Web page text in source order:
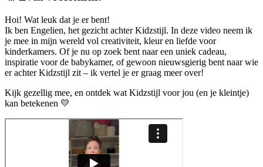
Hoi! Wat leuk dat je er bent!
Ik ben Engelien, het gezicht achter Kidzstijl. In deze video neem ik
je mee in mijn wereld vol creativiteit, kleur en liefde voor
kinderkamers. Of je nu op zoek bent naar een uniek cadeau,
inspiratie voor de babykamer, of gewoon nieuwsgierig bent naar wie
er achter Kidzstijl zit – ik vertel je er graag meer over!
Kijk gezellig mee, en ontdek wat Kidzstijl voor jou (en je kleintje)
kan betekenen 💛